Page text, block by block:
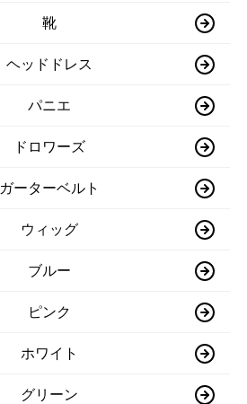
靴
ヘッドドレス
パニエ
ドロワーズ
ガーターベルト
ウィッグ
ブルー
ピンク
ホワイト
グリーン